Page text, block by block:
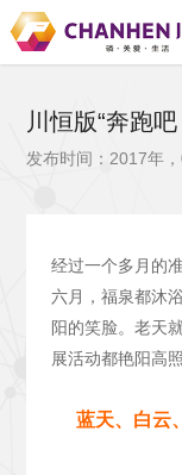
川恒版“奔跑
发布时间：2017年
经过一个多月的
六月，福泉都沐
阳的笑脸。老天
展活动都艳阳高照
蓝天、白云